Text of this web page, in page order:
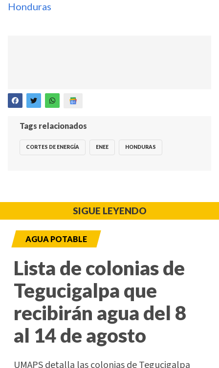
Honduras
Tags relacionados
CORTES DE ENERGÍA ENEE HONDURAS
SIGUE LEYENDO
AGUA POTABLE
Lista de colonias de
Tegucigalpa que
recibirán agua del 8
al 14 de agosto
UMAPS detalla las colonias de Tegucigalpa